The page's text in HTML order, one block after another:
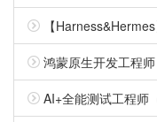
【
鸿蒙原生开发工程师
AI+全能测试工程师